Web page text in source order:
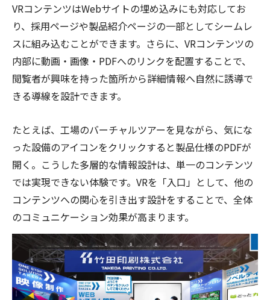
VRコンテンツはWebサイトの埋め込みにも対応してお
り、採用ページや製品紹介ページの一部としてシームレ
スに組み込むことができます。さらに、VRコンテンツの
内部に動画・画像・PDFへのリンクを配置することで、
閲覧者が興味を持った箇所から詳細情報へ自然に誘導で
きる導線を設計できます。
たとえば、工場のバーチャルツアーを見ながら、気にな
った設備のアイコンをクリックすると製品仕様のPDFが
開く。こうした多層的な情報設計は、単一のコンテンツ
では実現できない体験です。VRを「入口」として、他の
コンテンツへの関心を引き出す設計をすることで、全体
のコミュニケーション効果が高まります。